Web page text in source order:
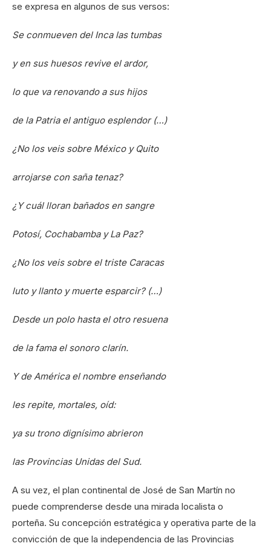
se expresa en algunos de sus versos:
Se conmueven del Inca las tumbas
y en sus huesos revive el ardor,
lo que va renovando a sus hijos
de la Patria el antiguo esplendor (…)
¿No los veis sobre México y Quito
arrojarse con saña tenaz?
¿Y cuál lloran bañados en sangre
Potosí, Cochabamba y La Paz?
¿No los veis sobre el triste Caracas
luto y llanto y muerte esparcir? (…)
Desde un polo hasta el otro resuena
de la fama el sonoro clarín.
Y de América el nombre enseñando
les repite, mortales, oíd:
ya su trono dignísimo abrieron
las Provincias Unidas del Sud.
A su vez, el plan continental de José de San Martín no
puede comprenderse desde una mirada localista o
porteña. Su concepción estratégica y operativa parte de la
convicción de que la independencia de las Provincias